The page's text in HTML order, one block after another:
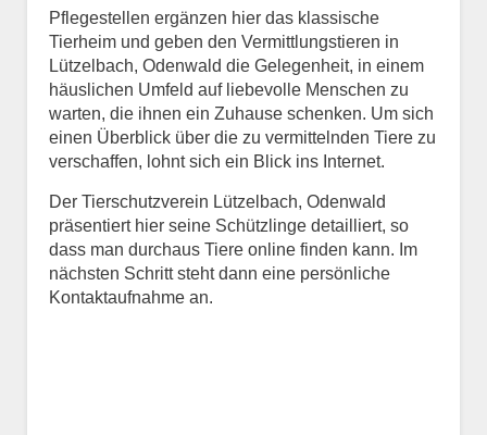
Pflegestellen ergänzen hier das klassische
Tierheim und geben den Vermittlungstieren in
Lützelbach, Odenwald die Gelegenheit, in einem
häuslichen Umfeld auf liebevolle Menschen zu
warten, die ihnen ein Zuhause schenken. Um sich
einen Überblick über die zu vermittelnden Tiere zu
verschaffen, lohnt sich ein Blick ins Internet.
Der Tierschutzverein Lützelbach, Odenwald
präsentiert hier seine Schützlinge detailliert, so
dass man durchaus Tiere online finden kann. Im
nächsten Schritt steht dann eine persönliche
Kontaktaufnahme an.